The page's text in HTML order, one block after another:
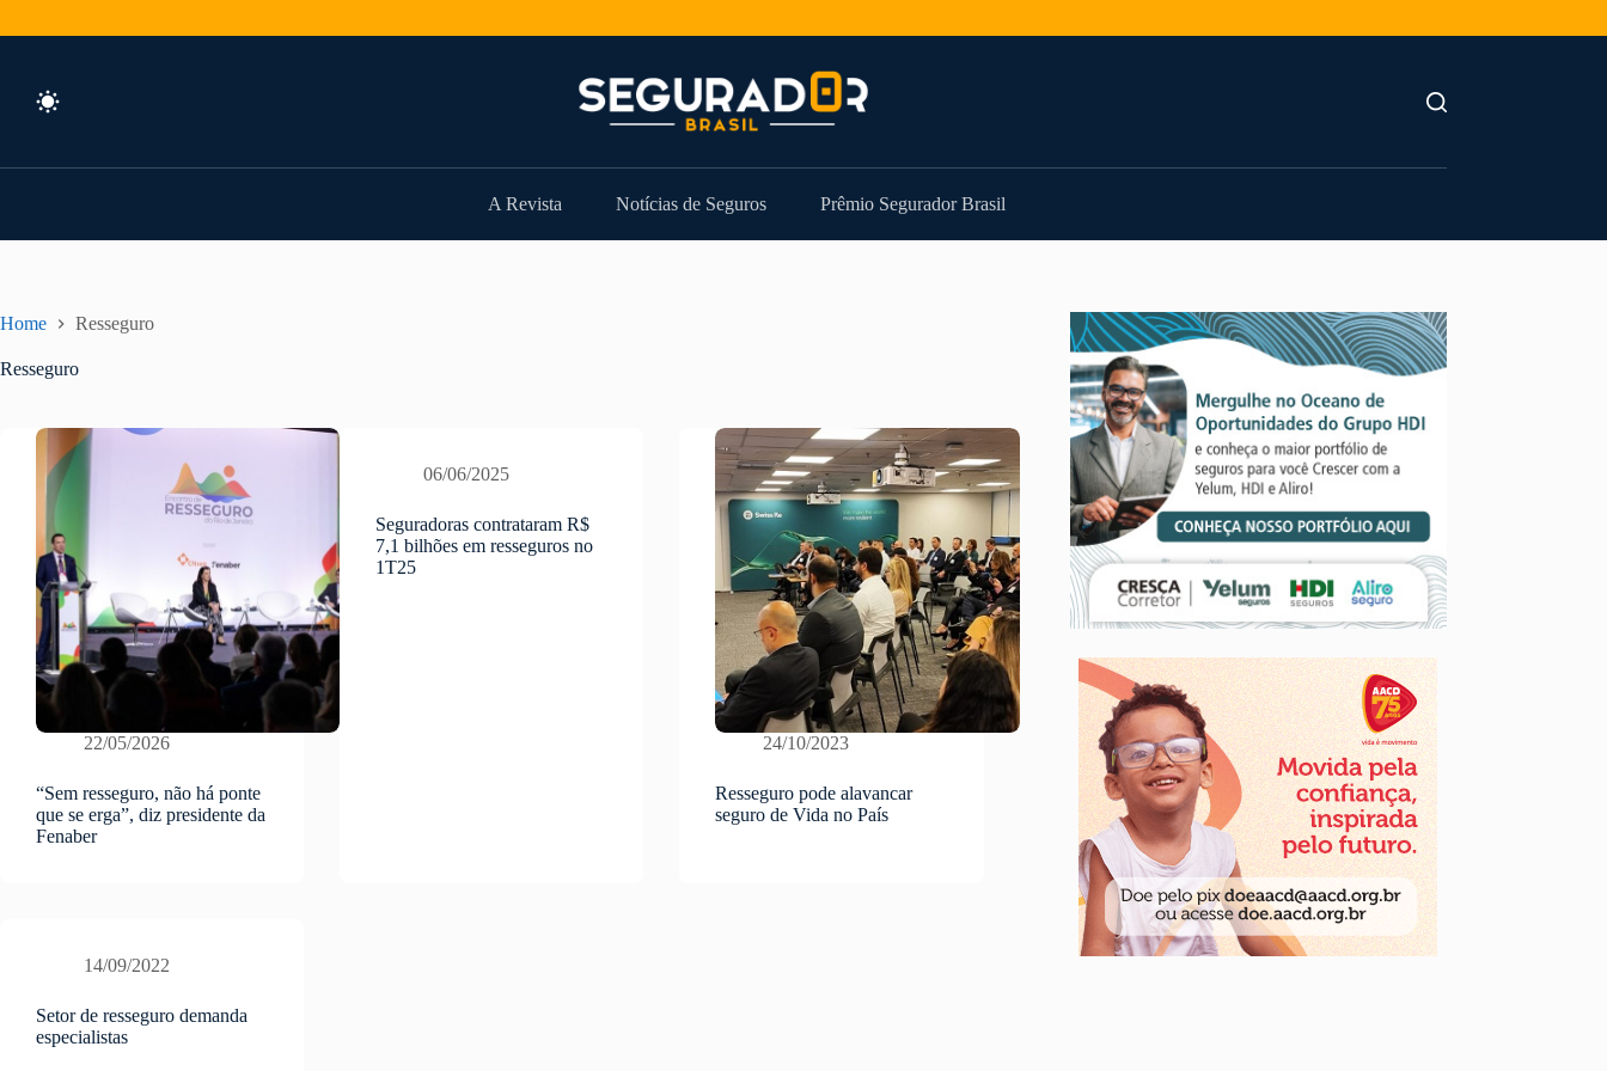
A Revista Notícias de Seguros Prêmio Segurador Brasil
Home Resseguro
Resseguro
22/05/2026
“Sem resseguro, não há ponte
que se erga”, diz presidente da
Fenaber
06/06/2025
Seguradoras contrataram R$
7,1 bilhões em resseguros no
1T25
24/10/2023
Resseguro pode alavancar
seguro de Vida no País
14/09/2022
Setor de resseguro demanda
especialistas